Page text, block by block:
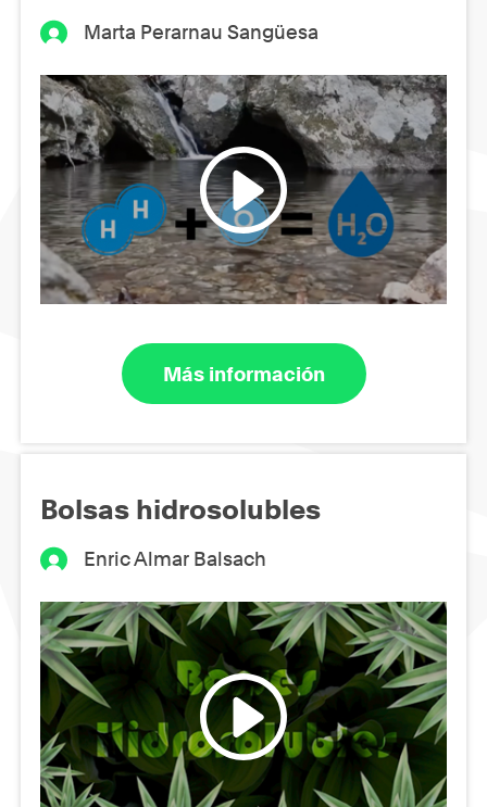
Marta Perarnau Sangüesa
Más información
Bolsas hidrosolubles
Enric Almar Balsach